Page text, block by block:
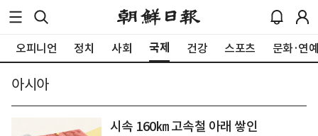
오피니언 정치 사회 국제 건강 스포츠 문화·연예
아시아
시속 160㎞ 고속철 아래 쌓인